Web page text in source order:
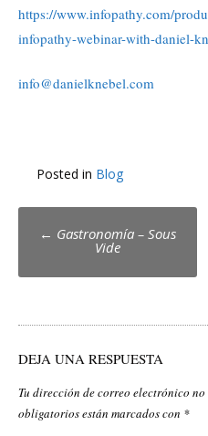
https://www.infopathy.com/
infopathy-webinar-with-daniel-
info@danielknebel.com
Posted in Blog
Post
navigation
← Gastronomía – Sous
Vide
DEJA UNA RESPUESTA
Tu dirección de correo electrónico
obligatorios están marcados con *